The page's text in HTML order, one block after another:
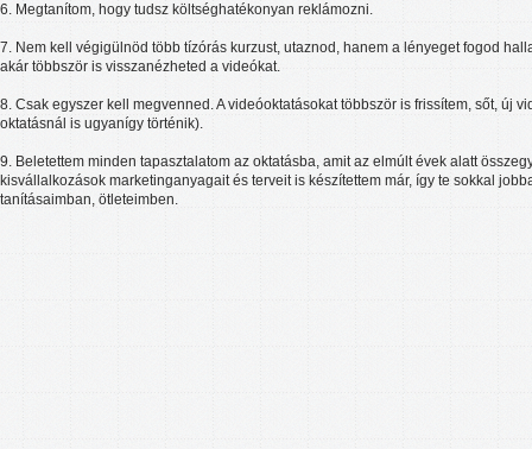
6. Megtanítom, hogy tudsz költséghatékonyan reklámozni.
7. Nem kell végigülnöd több tízórás kurzust, utaznod, hanem a lényeget fogod
akár többször is visszanézheted a videókat.
8. Csak egyszer kell megvenned. A videóoktatásokat többször is frissítem, sőt, új
oktatásnál is ugyanígy történik).
9. Beletettem minden tapasztalatom az oktatásba, amit az elmúlt évek alatt
kisvállalkozások marketinganyagait és terveit is készítettem már, így te sokkal
tanításaimban, ötleteimben.